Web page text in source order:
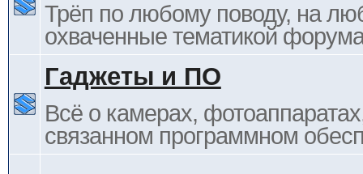
Трёп по любому поводу, на
охваченные тематикой
Гаджеты и ПО
Всё о камерах,
связанном программном